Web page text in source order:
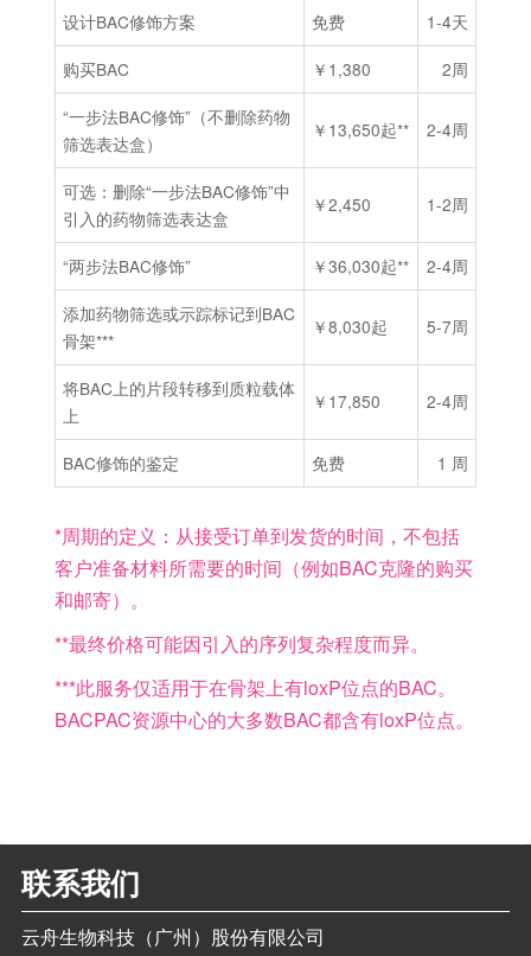
设计BAC修饰方案
免费
1-4天
购买BAC
￥1,380
2周
“一步法BAC修饰”（不删除药物
筛选表达盒）
￥13,650起** 2-4周
可选：删除“一步法BAC修饰”中
引入的药物筛选表达盒
￥2,450 1-2周
“两步法BAC修饰” ￥36,030起**
2-4周
添加药物筛选或示踪标记到BAC
骨架***
￥8,030起 5-7周
将BAC上的片段转移到质粒载体
上
￥17,850 2-4周
BAC修饰的鉴定 免费 1 周
*周期的定义：从接受订单到发货的时间，不包括
客户准备材料所需要的时间（例如BAC克隆的购买
和邮寄）。
**最终价格可能因引入的序列复杂程度而异。
***此服务仅适用于在骨架上有loxP位点的BAC。
BACPAC资源中心的大多数BAC都含有loxP位点。
联系我们
云舟生物科技（广州）股份有限公司